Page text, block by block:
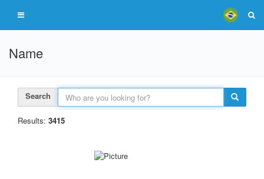
Name
Search
Results: 3415